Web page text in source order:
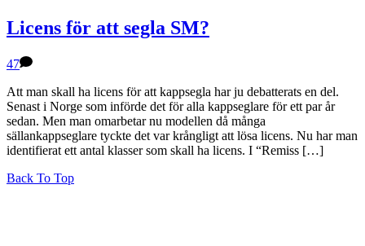
Licens för att segla SM?
47
Att man skall ha licens för att kappsegla har ju debatterats en del.
Senast i Norge som införde det för alla kappseglare för ett par år
sedan. Men man omarbetar nu modellen då många
sällankappseglare tyckte det var krångligt att lösa licens. Nu har man
identifierat ett antal klasser som skall ha licens. I “Remiss […]
Back To Top